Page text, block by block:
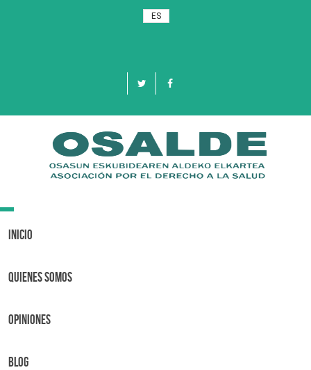
ES
Toggle
Inicio
Quienes Somos
OPINIONES
BLOG